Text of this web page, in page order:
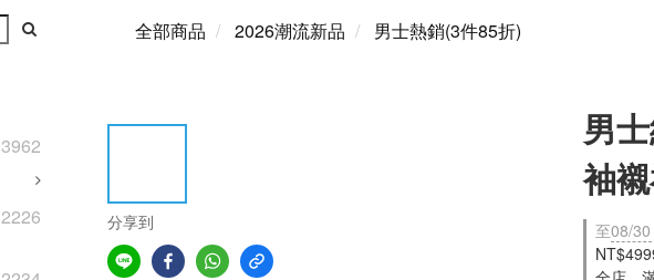
3962
2226
全部商品 2026潮流新品 男士熱銷(3件85折)
分享到
男
袖
至08/